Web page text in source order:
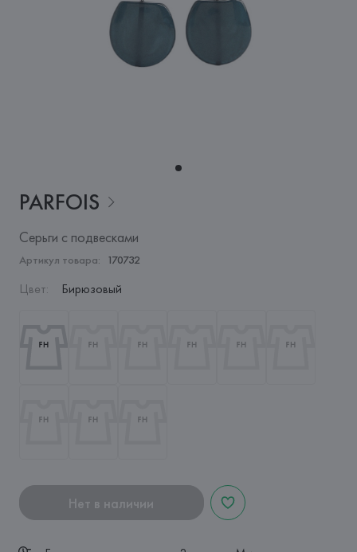
PARFOIS
Серьги с подвесками
Артикул товара: 170732
Цвет: Бирюзовый
Нет в наличии